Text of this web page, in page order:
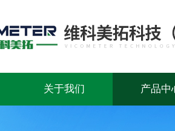
关于我们 产品中